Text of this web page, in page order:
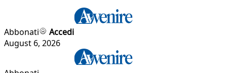
Abbonati
Accedi
August 6, 2026